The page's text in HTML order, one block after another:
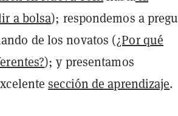
a bolsa); respondemos a
de los novatos (¿Por qué
); y presentamos
sección de aprendizaje.